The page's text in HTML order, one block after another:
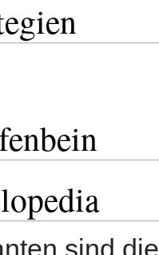
sind